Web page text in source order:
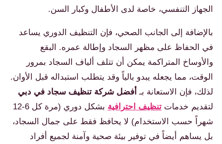
الجهاز التنفسي، خاصة لدى الأطفال وكبار السن.
بالإضافة إلى الجانب الصحي، فإن التنظيف الدوري يساعد
في الحفاظ على مظهر السجاد وإطالة عمره. البقع
والأوساخ المتراكمة يمكن أن تتلف ألياف السجاد بمرور
الوقت، مما يجعله يبدو بالياً وقد يتطلب استبداله قبل الأوان.
لذلك، فإن الاستعانة بـ أفضل شركة تنظيف سجاد في دبي
لتقديم خدمات تنظيف احترافية
بشكل دوري (مرة كل 6-12
شهراً حسب الاستخدام) لا يحافظ فقط على جمال السجاد،
بل يساهم أيضاً في توفير بيئة صحية وآمنة لجميع أفراد